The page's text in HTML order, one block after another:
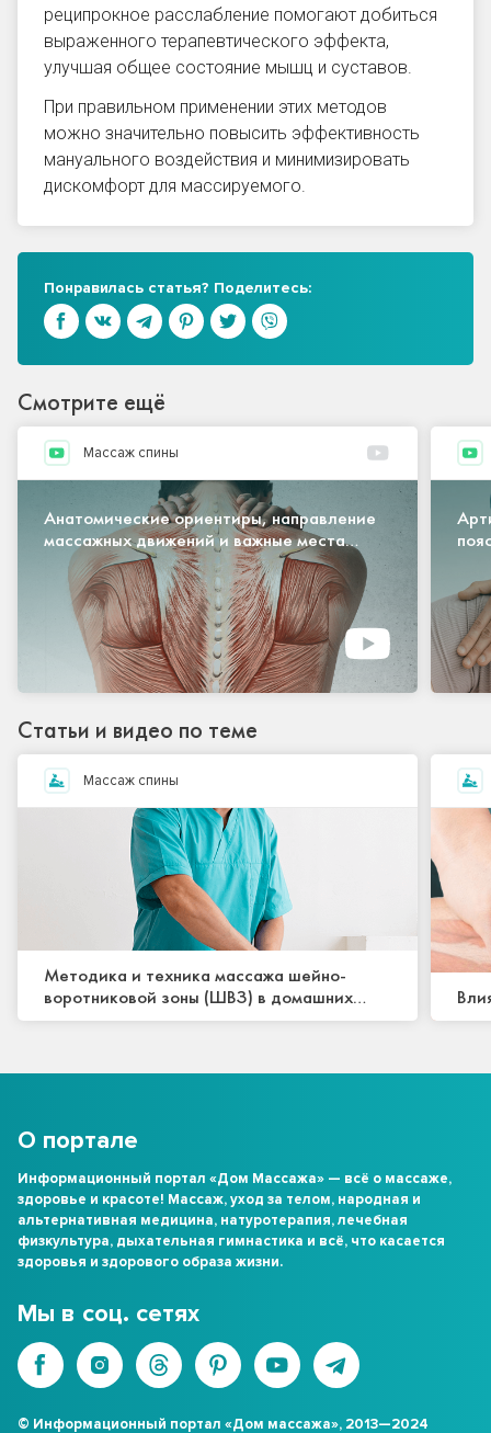
реципрокное расслабление помогают добиться
выраженного терапевтического эффекта,
улучшая общее состояние мышц и суставов.
При правильном применении этих методов
можно значительно повысить эффективность
мануального воздействия и минимизировать
дискомфорт для массируемого.
Понравилась статья? Поделитесь:
Смотрите ещё
Массаж спины
Анатомические ориентиры, направление
массажных движений и важные места
воздействия при массаже спины
Статьи и видео по теме
Массаж спины
Методика и техника массажа шейно-
воротниковой зоны (ШВЗ) в домашних
условиях
О портале
Информационный портал «Дом Массажа» — всё о массаже,
здоровье и красоте! Массаж, уход за телом, народная и
альтернативная медицина, натуротерапия, лечебная
физкультура, дыхательная гимнастика и всё, что касается
здоровья и здорового образа жизни.
Мы в соц. сетях
© Информационный портал «Дом массажа», 2013—2024